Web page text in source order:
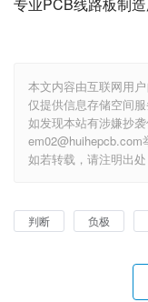
本文内容由互联网用
仅提供信息存储空间
如发现本站有涉嫌抄
em02@huihepcb.com
如若转载，请注明出
判断 负极